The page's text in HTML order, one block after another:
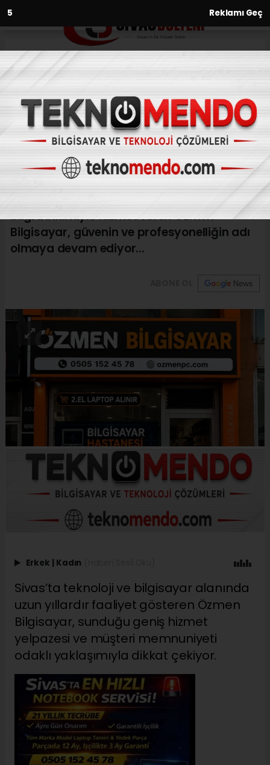
3 Reklamı Geç
Anasayfa Bilim-Teknoloji
Sivas'ın çeyrek asırlık teknoloji
firması
BILIM-TEKNOLOJI
(Web Sitesi) - Web Sitesi | 06.05.2026 - 00:21, Güncelleme: 21.05.2026
- 14:44
Teknoloji ve bilişim alanında çeyrek asırlık
bilgi birikimiyle hizmet veren Özmen
Bilgisayar, güvenin ve profesyonelliğin adı
olmaya devam ediyor...
Erkek | Kadın
Sivas’ta teknoloji ve bilgisayar alanında
uzun yıllardır faaliyet gösteren Özmen
Bilgisayar, sunduğu geniş hizmet
yelpazesi ve müşteri memnuniyeti
odaklı yaklaşımıyla dikkat çekiyor.